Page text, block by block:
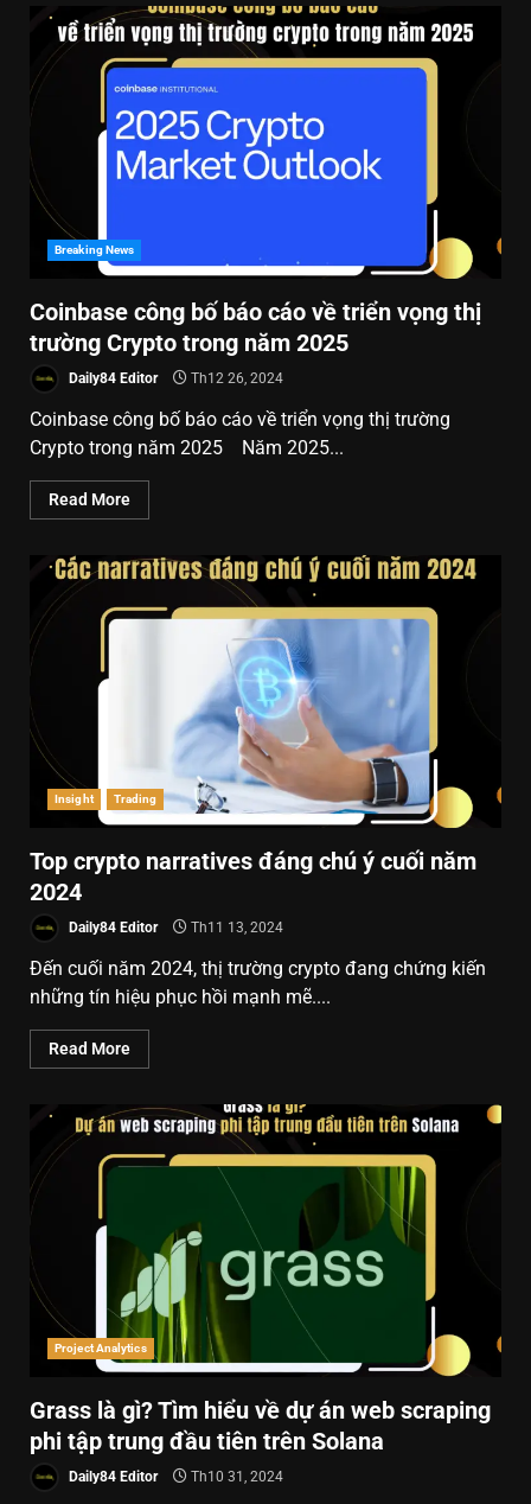
Breaking News
Coinbase công bố báo cáo về triển vọng thị
trường Crypto trong năm 2025
Daily84 Editor Th12 26, 2024
Coinbase công bố báo cáo về triển vọng thị trường
Crypto trong năm 2025 Năm 2025...
Read More
Insight Trading
Top crypto narratives đáng chú ý cuối năm
2024
Daily84 Editor Th11 13, 2024
Đến cuối năm 2024, thị trường crypto đang chứng kiến
những tín hiệu phục hồi mạnh mẽ....
Read More
Project Analytics
Grass là gì? Tìm hiểu về dự án web scraping
phi tập trung đầu tiên trên Solana
Daily84 Editor Th10 31, 2024